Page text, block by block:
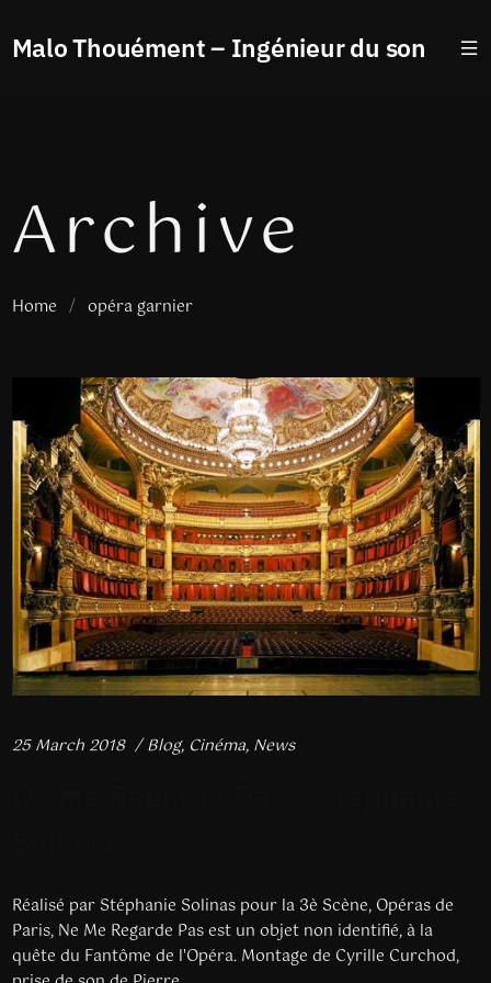
Malo Thouément – Ingénieur du son
Archive
Home / opéra garnier
25 March 2018 Blog, Cinéma, News
Réalisé par Stéphanie Solinas pour la 3è Scène, Opéras de
Paris, Ne Me Regarde Pas est un objet non identifié, à la
quête du Fantôme de l'Opéra. Montage de Cyrille Curchod,